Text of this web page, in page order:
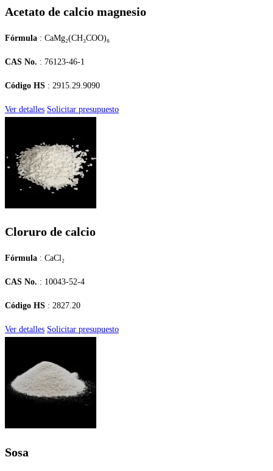
Acetato de calcio magnesio
Fórmula : CaMg₂(CH₃COO)₆
CAS No. : 76123-46-1
Código HS : 2915.29.9090
Ver detalles Solicitar presupuesto
Cloruro de calcio
Fórmula : CaCl₂
CAS No. : 10043-52-4
Código HS : 2827.20
Ver detalles Solicitar presupuesto
Sosa